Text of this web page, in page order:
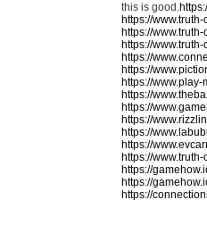
this is good.
https://
https://
https://
https://
https://
https://
https://
https://
https://
https://
https://
https://
https://
https://
https://